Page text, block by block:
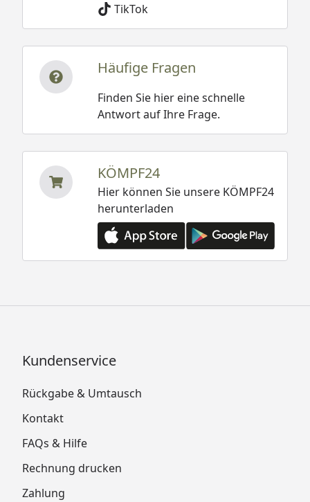
TikTok
Häufige Fragen
Finden Sie hier eine schnelle
Antwort auf Ihre Frage.
KÖMPF24
Hier können Sie unsere KÖMPF24
herunterladen
Kundenservice
Rückgabe & Umtausch
Kontakt
FAQs & Hilfe
Rechnung drucken
Zahlung